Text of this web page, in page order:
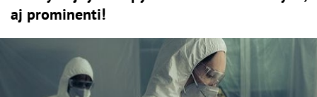
aj prominenti!